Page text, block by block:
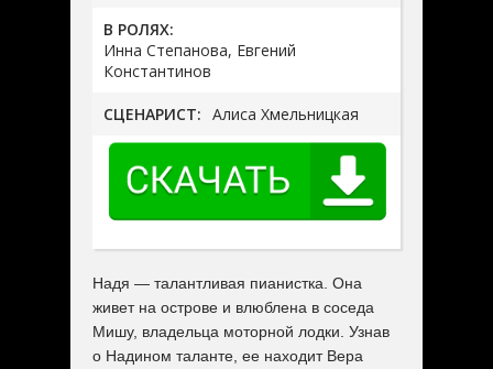
В РОЛЯХ:
Инна Степанова, Евгений
Константинов
СЦЕНАРИСТ: Алиса Хмельницкая
Надя — талантливая пианистка. Она
живет на острове и влюблена в соседа
Мишу, владельца моторной лодки. Узнав
о Надином таланте, ее находит Вера